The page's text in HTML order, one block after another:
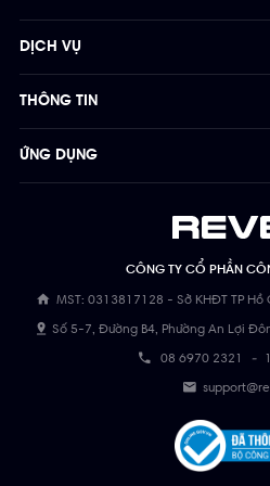
CÔNG TY CỔ PHẦN
MST: 0313817128 - Sở KHĐT TP
Số 5-7, Đường B4, Phường An Lợi
08 6970 2321 -
DỊCH VỤ
THÔNG TIN
ỨNG DỤNG